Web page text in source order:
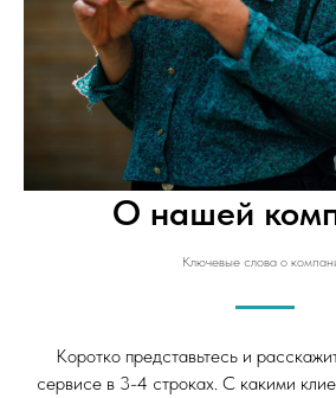
О нашей
Ключевые слова о
Коротко представьтесь и
сервисе в 3-4 строках. С какими